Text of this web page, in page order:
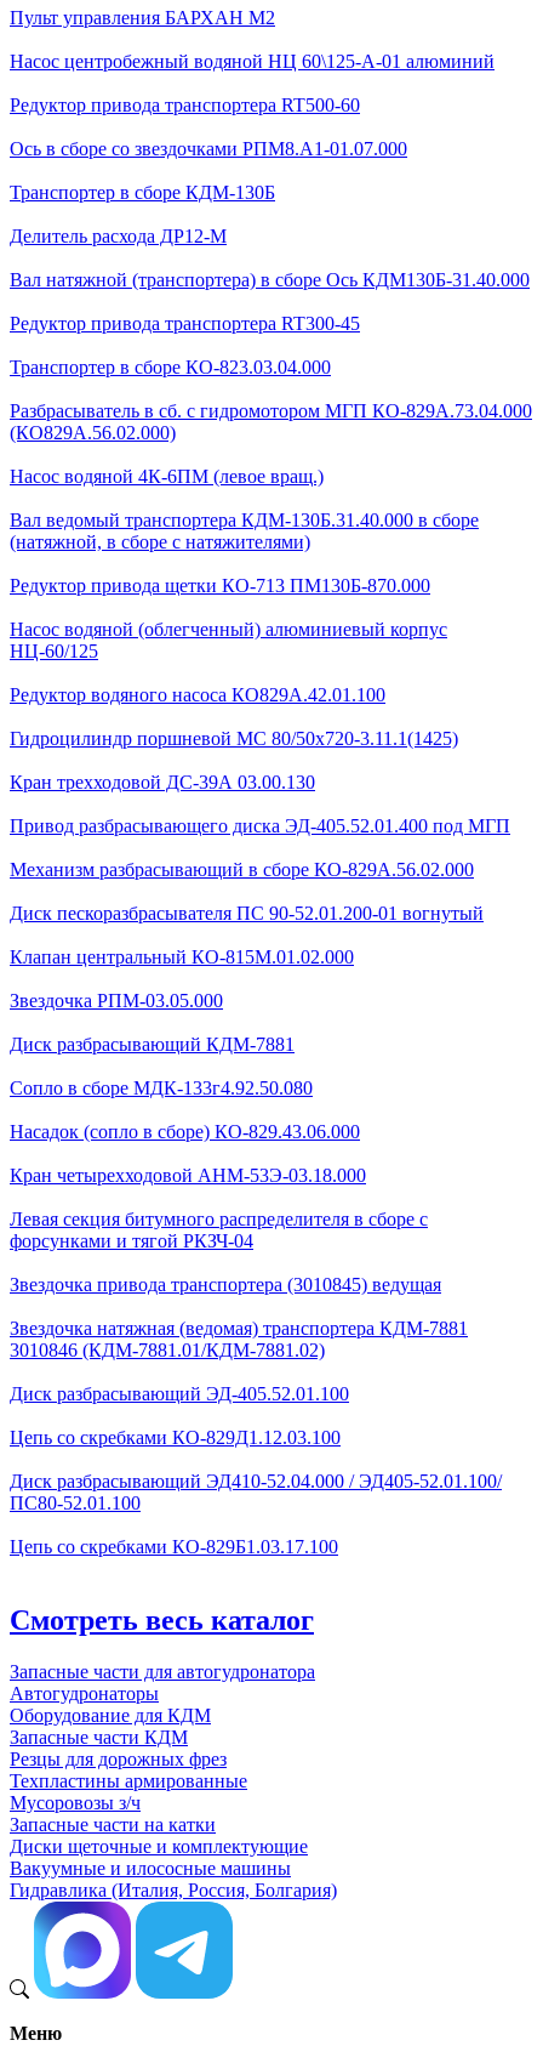
Пульт управления БАРХАН М2
Насос центробежный водяной НЦ 60\125-А-01 алюминий
Редуктор привода транспортера RT500-60
Ось в сборе со звездочками РПМ8.А1-01.07.000
Транспортер в сборе КДМ-130Б
Делитель расхода ДР12-М
Вал натяжной (транспортера) в сборе Ось КДМ130Б-31.40.000
Редуктор привода транспортера RT300-45
Транспортер в сборе КО-823.03.04.000
Разбрасыватель в сб. с гидромотором МГП КО-829А.73.04.000
(КО829А.56.02.000)
Насос водяной 4К-6ПМ (левое вращ.)
Вал ведомый транспортера КДМ-130Б.31.40.000 в сборе
(натяжной, в сборе с натяжителями)
Редуктор привода щетки КО-713 ПМ130Б-870.000
Насос водяной (облегченный) алюминиевый корпус
НЦ-60/125
Редуктор водяного насоса КО829А.42.01.100
Гидроцилиндр поршневой МС 80/50х720-3.11.1(1425)
Кран трехходовой ДС-39А 03.00.130
Привод разбрасывающего диска ЭД-405.52.01.400 под МГП
Механизм разбрасывающий в сборе КО-829А.56.02.000
Диск пескоразбрасывателя ПС 90-52.01.200-01 вогнутый
Клапан центральный КО-815М.01.02.000
Звездочка РПМ-03.05.000
Диск разбрасывающий КДМ-7881
Сопло в сборе МДК-133г4.92.50.080
Насадок (сопло в сборе) КО-829.43.06.000
Кран четырехходовой AHМ-53Э-03.18.000
Левая секция битумного распределителя в сборе с
форсунками и тягой РКЗЧ-04
Звездочка привода транспортера (3010845) ведущая
Звездочка натяжная (ведомая) транспортера КДМ-7881
3010846 (КДМ-7881.01/КДМ-7881.02)
Диск разбрасывающий ЭД-405.52.01.100
Цепь со скребками КО-829Д1.12.03.100
Диск разбрасывающий ЭД410-52.04.000 / ЭД405-52.01.100/
ПС80-52.01.100
Цепь со скребками КО-829Б1.03.17.100
Смотреть весь каталог
Запасные части для автогудронатора
Автогудронаторы
Оборудование для КДМ
Запасные части КДМ
Резцы для дорожных фрез
Техпластины армированные
Мусоровозы з/ч
Запасные части на катки
Диски щеточные и комплектующие
Вакуумные и илососные машины
Гидравлика (Италия, Россия, Болгария)
Меню